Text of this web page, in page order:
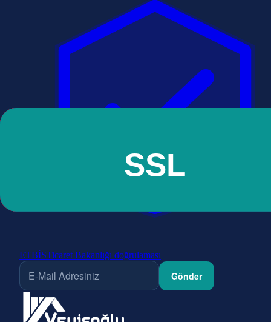
ETBİSTicaret Bakanlığı doğrulaması
Gönder